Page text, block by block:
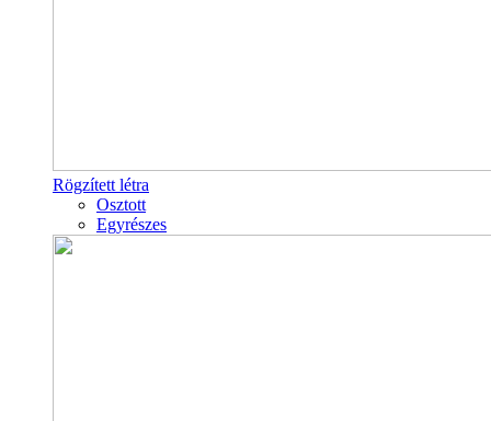
Rögzített létra
Osztott
Egyrészes